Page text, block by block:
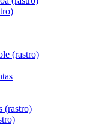
(rastro)
(rastro)